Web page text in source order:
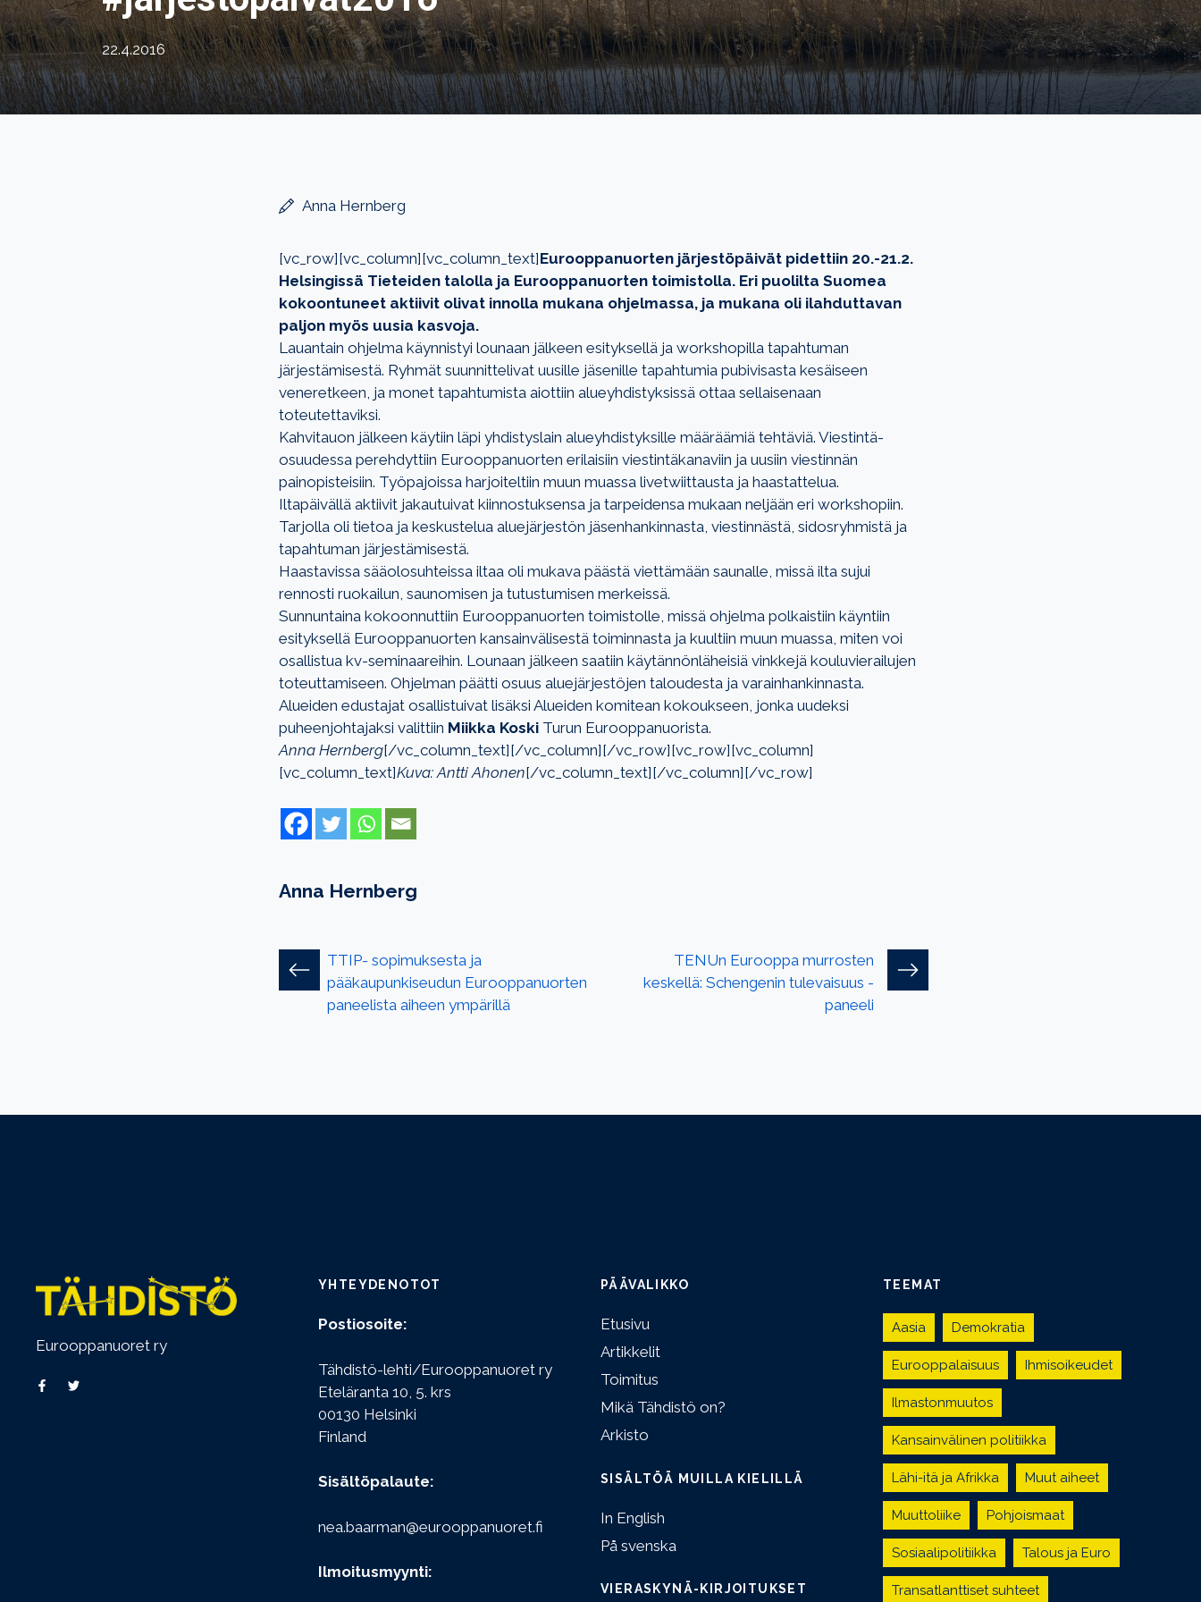
22.4.2016
Anna Hernberg
[vc_row][vc_column][vc_column_text]Eurooppanuorten järjestöpäivät pidettiin 20.-21.2.
Helsingissä Tieteiden talolla ja Eurooppanuorten toimistolla. Eri puolilta Suomea
kokoontuneet aktiivit olivat innolla mukana ohjelmassa, ja mukana oli ilahduttavan
paljon myös uusia kasvoja.
Lauantain ohjelma käynnistyi lounaan jälkeen esityksellä ja workshopilla tapahtuman
järjestämisestä. Ryhmät suunnittelivat uusille jäsenille tapahtumia pubivisasta kesäiseen
veneretkeen, ja monet tapahtumista aiottiin alueyhdistyksissä ottaa sellaisenaan
toteutettaviksi.
Kahvitauon jälkeen käytiin läpi yhdistyslain alueyhdistyksille määräämiä tehtäviä. Viestintä-
osuudessa perehdyttiin Eurooppanuorten erilaisiin viestintäkanaviin ja uusiin viestinnän
painopisteisiin. Työpajoissa harjoiteltiin muun muassa livetwiittausta ja haastattelua.
Iltapäivällä aktiivit jakautuivat kiinnostuksensa ja tarpeidensa mukaan neljään eri workshopiin.
Tarjolla oli tietoa ja keskustelua aluejärjestön jäsenhankinnasta, viestinnästä, sidosryhmistä ja
tapahtuman järjestämisestä.
Haastavissa sääolosuhteissa iltaa oli mukava päästä viettämään saunalle, missä ilta sujui
rennosti ruokailun, saunomisen ja tutustumisen merkeissä.
Sunnuntaina kokoonnuttiin Eurooppanuorten toimistolle, missä ohjelma polkaistiin käyntiin
esityksellä Eurooppanuorten kansainvälisestä toiminnasta ja kuultiin muun muassa, miten voi
osallistua kv-seminaareihin. Lounaan jälkeen saatiin käytännönläheisiä vinkkejä kouluvierailujen
toteuttamiseen. Ohjelman päätti osuus aluejärjestöjen taloudesta ja varainhankinnasta.
Alueiden edustajat osallistuivat lisäksi Alueiden komitean kokoukseen, jonka uudeksi
puheenjohtajaksi valittiin Miikka Koski Turun Eurooppanuorista.
Anna Hernberg[/vc_column_text][/vc_column][/vc_row][vc_row][vc_column]
[vc_column_text]Kuva: Antti Ahonen[/vc_column_text][/vc_column][/vc_row]
Anna Hernberg
TTIP- sopimuksesta ja
pääkaupunkiseudun Eurooppanuorten
paneelista aiheen ympärillä
TENUn Eurooppa murrosten
keskellä: Schengenin tulevaisuus -
paneeli
Eurooppanuoret ry
YHTEYDENOTOT
Postiosoite:
Tähdistö-lehti/Eurooppanuoret ry
Eteläranta 10, 5. krs
00130 Helsinki
Finland
Sisältöpalaute:
nea.baarman@eurooppanuoret.fi
Ilmoitusmyynti:
PÄÄVALIKKO
Etusivu
Artikkelit
Toimitus
Mikä Tähdistö on?
Arkisto
SISÄLTÖÄ MUILLA KIELILLÄ
In English
På svenska
VIERASKYNÄ-KIRJOITUKSET
TEEMAT
Aasia Demokratia
Eurooppalaisuus Ihmisoikeudet
Ilmastonmuutos
Kansainvälinen politiikka
Lähi-itä ja Afrikka Muut aiheet
Muuttoliike Pohjoismaat
Sosiaalipolitiikka Talous ja Euro
Transatlanttiset suhteet